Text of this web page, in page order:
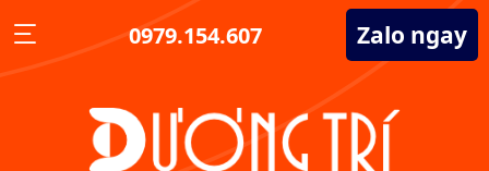
0979.154.607 Zalo ngay